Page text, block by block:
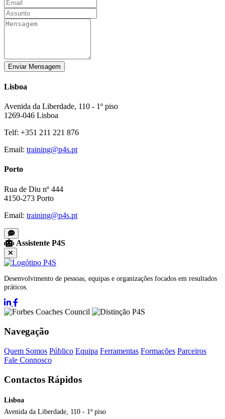
Enviar Mensagem
Lisboa
Avenida da Liberdade, 110 - 1º piso
1269-046 Lisboa
Telf: +351 211 221 876
Email: training@p4s.pt
Porto
Rua de Diu nº 444
4150-273 Porto
Email: training@p4s.pt
Assistente P4S
Desenvolvimento de pessoas, equipas e organizações focados em resultados
práticos.
Navegação
Quem Somos Público Equipa Ferramentas Formações Parceiros
Fale Connosco
Contactos Rápidos
Lisboa
Avenida da Liberdade, 110 - 1º piso